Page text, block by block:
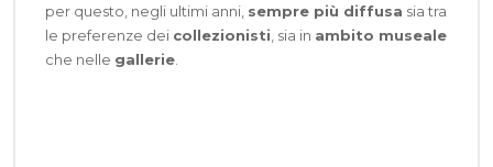
per questo, negli ultimi anni, sempre più diffusa sia tra
le preferenze dei collezionisti , sia in ambito museale
che nelle gallerie.